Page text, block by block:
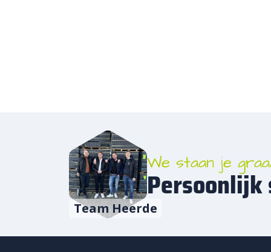
een
Team Heerde
We staan je
Persoonlijk